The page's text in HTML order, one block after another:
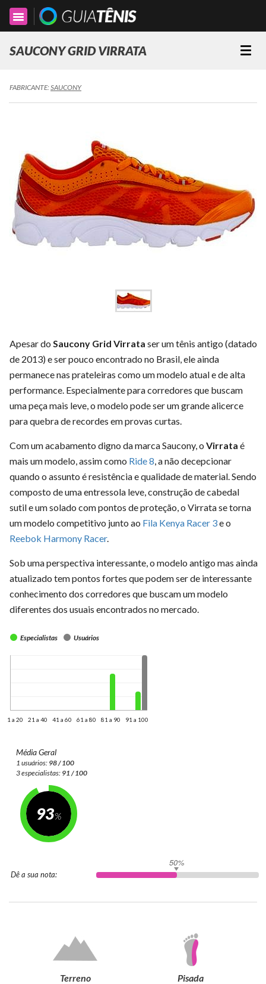
Toggle
navigation
SAUCONY GRID VIRRATA
FABRICANTE:SAUCONY
Apesar do Saucony Grid Virrata ser um tênis antigo (datado
de 2013) e ser pouco encontrado no Brasil, ele ainda
permanece nas prateleiras como um modelo atual e de alta
performance. Especialmente para corredores que buscam
uma peça mais leve, o modelo pode ser um grande alicerce
para quebra de recordes em provas curtas.
Com um acabamento digno da marca Saucony, o Virrata é
mais um modelo, assim como Ride 8, a não decepcionar
quando o assunto é resistência e qualidade de material. Sendo
composto de uma entressola leve, construção de cabedal
sutil e um solado com pontos de proteção, o Virrata se torna
um modelo competitivo junto ao Fila Kenya Racer 3e o
Reebok Harmony Racer.
Sob uma perspectiva interessante, o modelo antigo mas ainda
atualizado tem pontos fortes que podem ser de interessante
conhecimento dos corredores que buscam um modelo
diferentes dos usuais encontrados no mercado.
Especialistas Usuários
1 a 20 21 a 40 41 a 60 61 a 80 81 a 90 91 a 100
Média Geral
1 usuários: 98 / 100
3 especialistas: 91 / 100
93
Dê a sua nota:
50%
Terreno
Pisada